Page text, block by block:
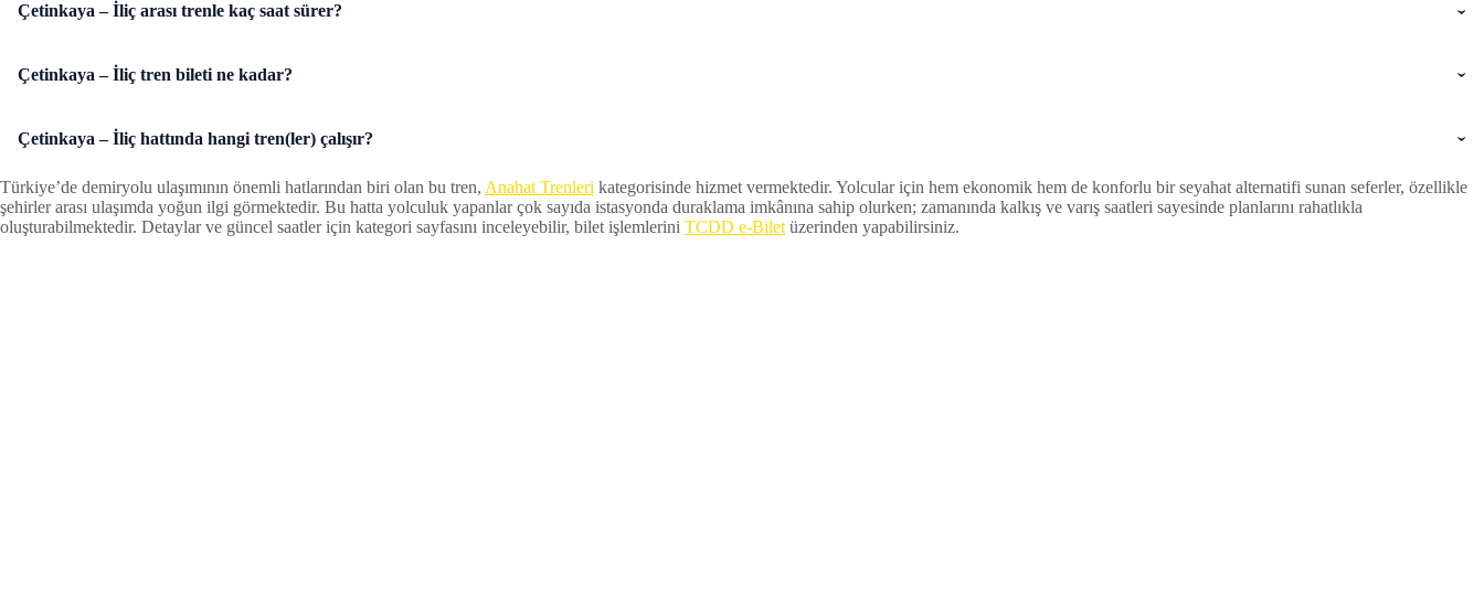
Çetinkaya – İliç arası trenle kaç saat sürer?
Çetinkaya – İliç tren bileti ne kadar?
Çetinkaya – İliç hattında hangi tren(ler) çalışır?
Türkiye’de demiryolu ulaşımının önemli hatlarından biri olan bu tren, Anahat Trenleri kategorisinde hizmet vermektedir. Yolcular için hem ekonomik hem de konforlu bir seyahat alternatifi sunan seferler, özellikle
şehirler arası ulaşımda yoğun ilgi görmektedir. Bu hatta yolculuk yapanlar çok sayıda istasyonda duraklama imkânına sahip olurken; zamanında kalkış ve varış saatleri sayesinde planlarını rahatlıkla
oluşturabilmektedir. Detaylar ve güncel saatler için kategori sayfasını inceleyebilir, bilet işlemlerini TCDD e-Bilet üzerinden yapabilirsiniz.